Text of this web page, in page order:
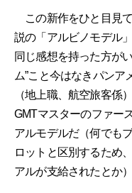
この新作をひと目見
説の「アルビノモデル
同じ感想を持った方が
ム”こと今はなきパン
（地上職、航空旅客係
GMTマスターのファー
アルモデルだ（何でも
ロットと区別するため
アルが支給されたとか）